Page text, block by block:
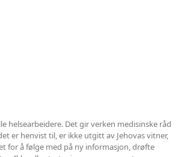
helsearbeidere. Det gir verken medisinske råd
er henvist til, er ikke utgitt av Jehovas vitner,
for å følge med på ny informasjon, drøfte